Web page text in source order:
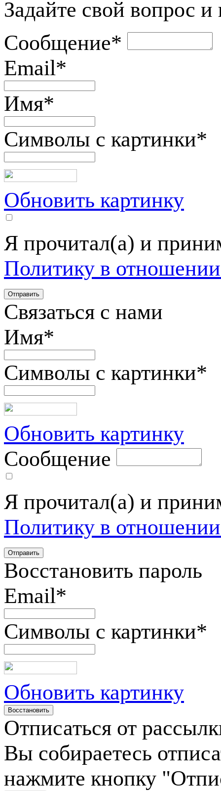
Задайте свой вопрос
Сообщение*
Email*
Имя*
Символы с картинки*
Обновить картинку
Я прочитал(а) и
Политику в
Связаться с нами
Имя*
Символы с картинки*
Обновить картинку
Сообщение
Я прочитал(а) и
Политику в
Восстановить пароль
Email*
Символы с картинки*
Обновить картинку
Отписаться от
Вы собираетесь
нажмите кнопку